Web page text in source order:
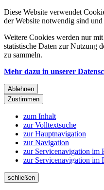
Diese Website verwendet
der Website notwendig sind und
Weitere Cookies werden nur
statistische Daten zur Nutzung
zu sammeln.
Mehr dazu in unserer
Ablehnen
Zustimmen
zum Inhalt
zur Volltextsuche
zur Hauptnavigation
zur Navigation
zur Servicenavigation im
zur Servicenavigation im
schließen